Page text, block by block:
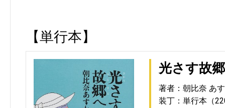
【単行本】
光さす故
著者：朝比奈 あ
装丁：単行本（